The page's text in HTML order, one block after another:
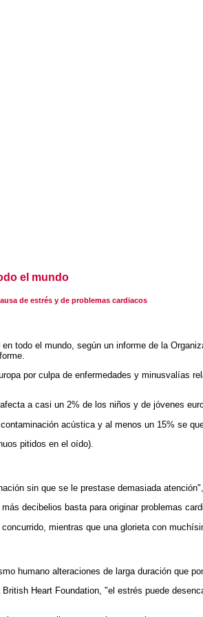
el mundo
de estrés y de problemas cardiacos
todo el mundo, según un informe de la
por culpa de enfermedades y minusvalías
a casi un 2% de los niños y de jóvenes
acústica y al menos un 15% se
pitidos en el oído).
sin que se le prestase demasiada
decibelios basta para originar problemas
mientras que una glorieta con
humano alteraciones de larga duración que
Heart Foundation, "el estrés puede